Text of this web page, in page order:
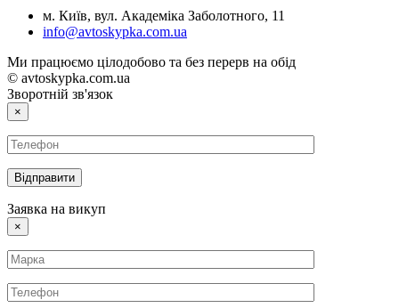
м. Київ, вул. Академіка Заболотного, 11
info@avtoskypka.com.ua
Ми працюємо цілодобово та без перерв на обід
© avtoskypka.com.ua
Зворотній зв'язок
×
Заявка на викуп
×